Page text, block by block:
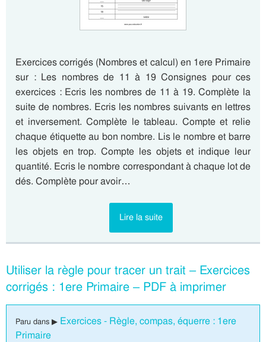
Exercices corrigés (Nombres et calcul) en 1ere Primaire
sur : Les nombres de 11 à 19 Consignes pour ces
exercices : Ecris les nombres de 11 à 19. Complète la
suite de nombres. Ecris les nombres suivants en lettres
et inversement. Complète le tableau. Compte et relie
chaque étiquette au bon nombre. Lis le nombre et barre
les objets en trop. Compte les objets et indique leur
quantité. Ecris le nombre correspondant à chaque lot de
dés. Complète pour avoir…
Lire la suite
Utiliser la règle pour tracer un trait – Exercices
corrigés : 1ere Primaire – PDF à imprimer
Paru dans ▶ Exercices - Règle, compas, équerre : 1ere
Primaire